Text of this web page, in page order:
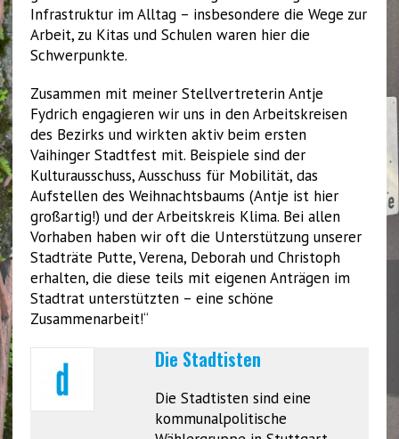
Infrastruktur im Alltag – insbesondere die Wege zur
Arbeit, zu Kitas und Schulen waren hier die
Schwerpunkte.
Zusammen mit meiner Stellvertreterin Antje
Fydrich engagieren wir uns in den Arbeitskreisen
des Bezirks und wirkten aktiv beim ersten
Vaihinger Stadtfest mit. Beispiele sind der
Kulturausschuss, Ausschuss für Mobilität, das
Aufstellen des Weihnachtsbaums (Antje ist hier
großartig!) und der Arbeitskreis Klima. Bei allen
Vorhaben haben wir oft die Unterstützung unserer
Stadträte Putte, Verena, Deborah und Christoph
erhalten, die diese teils mit eigenen Anträgen im
Stadtrat unterstützten – eine schöne
Zusammenarbeit!“
Die Stadtisten
Die Stadtisten sind eine
kommunalpolitische